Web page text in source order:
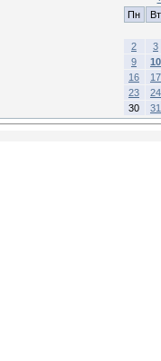
Пн
Вт
2
3
9
10
16
17
23
24
30
31